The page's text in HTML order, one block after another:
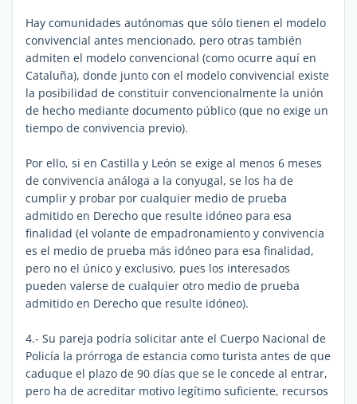
Hay comunidades autónomas que sólo tienen el modelo
convivencial antes mencionado, pero otras también
admiten el modelo convencional (como ocurre aquí en
Cataluña), donde junto con el modelo convivencial existe
la posibilidad de constituir convencionalmente la unión
de hecho mediante documento público (que no exige un
tiempo de convivencia previo).
Por ello, si en Castilla y León se exige al menos 6 meses
de convivencia análoga a la conyugal, se los ha de
cumplir y probar por cualquier medio de prueba
admitido en Derecho que resulte idóneo para esa
finalidad (el volante de empadronamiento y convivencia
es el medio de prueba más idóneo para esa finalidad,
pero no el único y exclusivo, pues los interesados
pueden valerse de cualquier otro medio de prueba
admitido en Derecho que resulte idóneo).
4.- Su pareja podría solicitar ante el Cuerpo Nacional de
Policía la prórroga de estancia como turista antes de que
caduque el plazo de 90 días que se le concede al entrar,
pero ha de acreditar motivo legítimo suficiente, recursos